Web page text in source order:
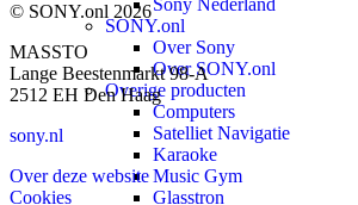
© SONY.onl 2026
MASSTO
Lange Beestenmarkt 98-A
2512 EH Den Haag
sony.nl
Over deze website
Cookies
SONY.onl
Over Sony
Over SONY.onl
Overige producten
Computers
Satelliet Navigatie
Karaoke
Music Gym
Glasstron